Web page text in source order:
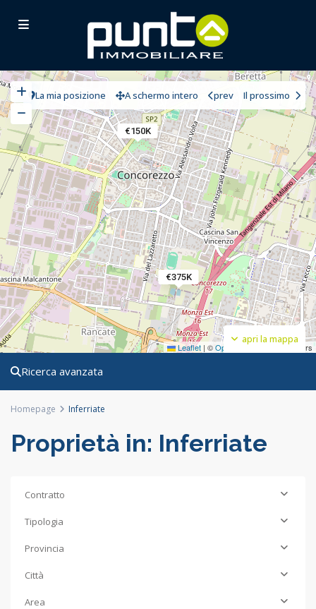
€150K
€375K
Leaflet | ©OpenStreetMap contributors
apri la mappa
La mia posizione A schermo intero prev Il prossimo
Ricerca avanzata
Homepage Inferriate
Proprietà in: Inferriate
Contratto
Tipologia
Provincia
Città
Area